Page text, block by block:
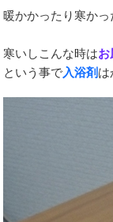
暖かかったり寒か
寒いしこんな時は
という事で入浴剤 は